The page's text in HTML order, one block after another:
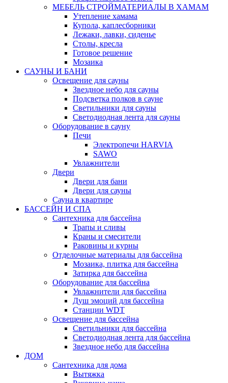
МЕБЕЛЬ СТРОЙМАТЕРИАЛЫ В ХАМАМ
Утепление хамама
Купола, каплесборники
Лежаки, лавки, сиденье
Столы, кресла
Готовое решение
Мозаика
САУНЫ И БАНИ
Освещение для сауны
Звездное небо для сауны
Подсветка полков в сауне
Светильники для сауны
Светодиодная лента для сауны
Оборудование в сауну
Печи
Электропечи HARVIA
SAWO
Увлажнители
Двери
Двери для бани
Двери для сауны
Сауна в квартире
БАССЕЙН И СПА
Сантехника для бассейна
Трапы и сливы
Краны и смесители
Раковины и курны
Отделочные материалы для бассейна
Мозаика, плитка для бассейна
Затирка для бассейна
Оборудование для бассейна
Увлажнители для бассейна
Душ эмоций для бассейна
Станции WDT
Освещение для бассейна
Светильники для бассейна
Светодиодная лента для бассейна
Звездное небо для бассейна
ДОМ
Сантехника для дома
Вытяжка